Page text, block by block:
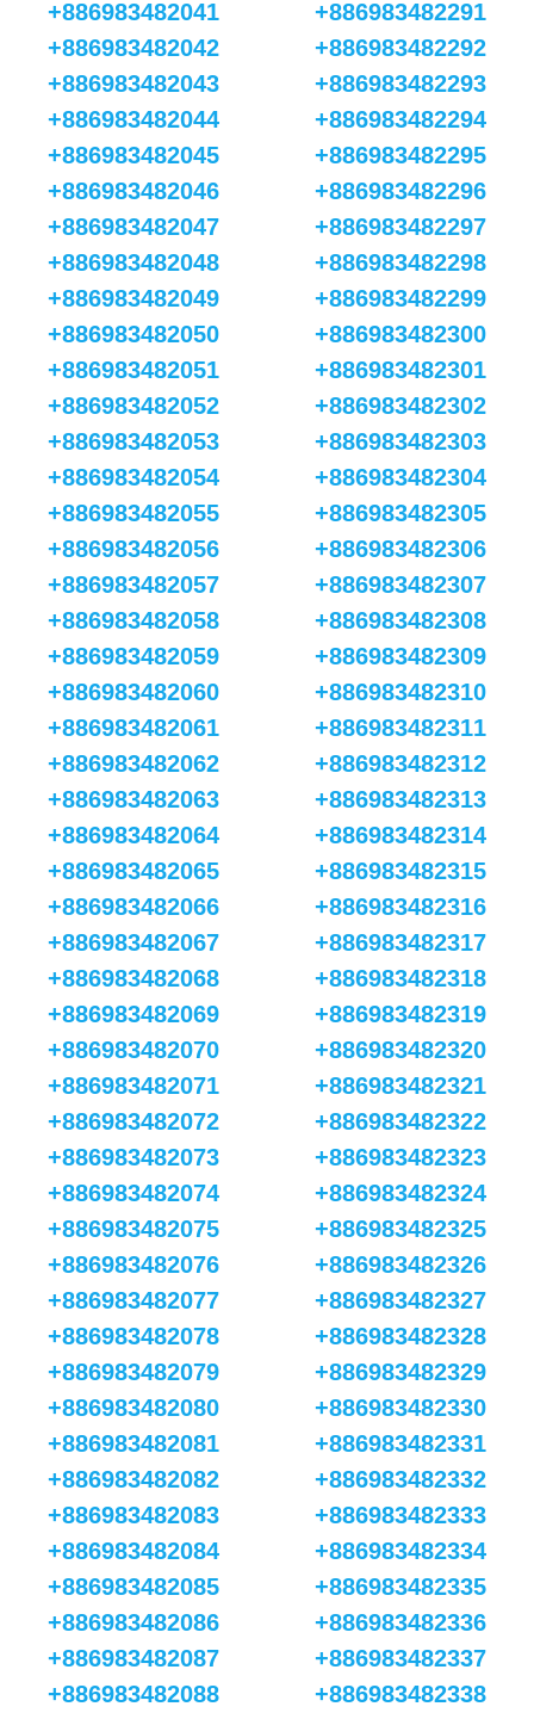
+886983482041
+886983482042
+886983482043
+886983482044
+886983482045
+886983482046
+886983482047
+886983482048
+886983482049
+886983482050
+886983482051
+886983482052
+886983482053
+886983482054
+886983482055
+886983482056
+886983482057
+886983482058
+886983482059
+886983482060
+886983482061
+886983482062
+886983482063
+886983482064
+886983482065
+886983482066
+886983482067
+886983482068
+886983482069
+886983482070
+886983482071
+886983482072
+886983482073
+886983482074
+886983482075
+886983482076
+886983482077
+886983482078
+886983482079
+886983482080
+886983482081
+886983482082
+886983482083
+886983482084
+886983482085
+886983482086
+886983482087
+886983482088
+886983482291
+886983482292
+886983482293
+886983482294
+886983482295
+886983482296
+886983482297
+886983482298
+886983482299
+886983482300
+886983482301
+886983482302
+886983482303
+886983482304
+886983482305
+886983482306
+886983482307
+886983482308
+886983482309
+886983482310
+886983482311
+886983482312
+886983482313
+886983482314
+886983482315
+886983482316
+886983482317
+886983482318
+886983482319
+886983482320
+886983482321
+886983482322
+886983482323
+886983482324
+886983482325
+886983482326
+886983482327
+886983482328
+886983482329
+886983482330
+886983482331
+886983482332
+886983482333
+886983482334
+886983482335
+886983482336
+886983482337
+886983482338